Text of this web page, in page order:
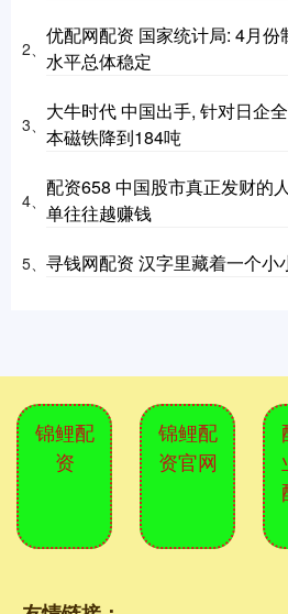
2、
优配网配资 国家统计局: 4月
水平总体稳定
3、
大牛时代 中国出手, 针对日企
本磁铁降到184吨
4、
配资658 中国股市真正发财的
单往往越赚钱
5、 寻钱网配资 汉字里藏着一个小
锦鲤配
资
锦鲤配
资官网